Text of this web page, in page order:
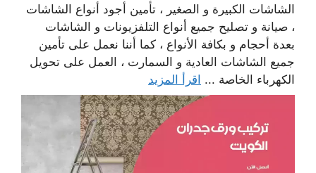
الشاشات الكبيرة و الصغير ، تأمين أجود أنواع الشاشات
، صيانة و تصليح جميع أنواع التلفزيونات و الشاشات
بعدة أحجام و بكافة الأنواع ، كما أننا نعمل على تأمين
جميع الشاشات العادية و السمارت ، العمل على تحويل
الكهرباء الخاصة ... اقرأ المزيد